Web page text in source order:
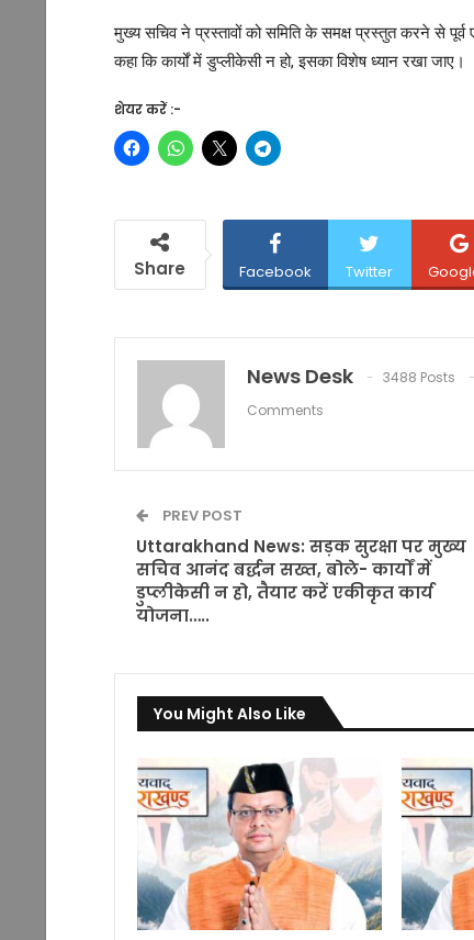
मुख्य सचिव ने प्रस्तावों को समिति के समक्ष प्रस्तुत करने से
कहा कि कार्यों में डुप्लीकेसी न हो, इसका विशेष ध्यान रखा जाए।
शेयर करें :-
Share Facebook Twitter
News Desk 3488 Posts
Comments
PREV POST
Uttarakhand News: सड़क सुरक्षा पर मुख्य
सचिव आनंद बर्द्धन सख्त, बोले- कार्यों में
डुप्लीकेसी न हो, तैयार करें एकीकृत कार्य
योजना…..
You Might Also Like